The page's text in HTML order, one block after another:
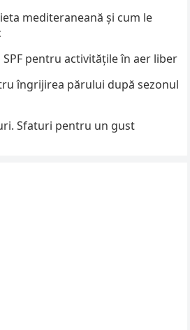
mediteraneană și cum le
pentru activitățile în aer liber
îngrijirea părului după sezonul
Sfaturi pentru un gust